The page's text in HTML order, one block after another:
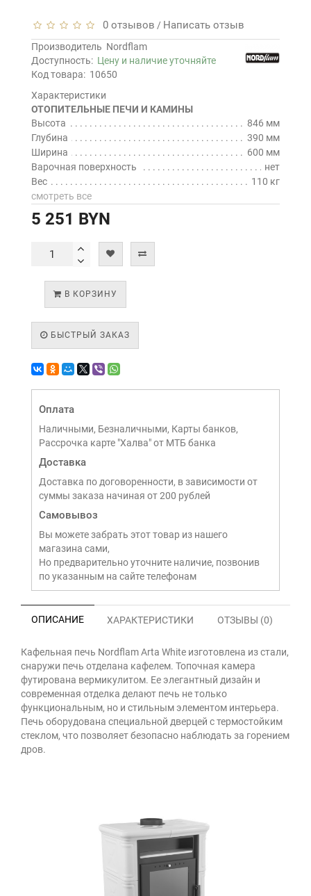
0 отзывов / Написать отзыв
Производитель Nordflam
Доступность: Цену и наличие уточняйте
Код товара: 10650
Характеристики
ОТОПИТЕЛЬНЫЕ ПЕЧИ И КАМИНЫ
Высота
846 мм
Глубина
390 мм
Ширина
600 мм
Варочная поверхность
нет
Вес
110 кг
смотреть все
5 251 BYN
В КОРЗИНУ
БЫСТРЫЙ ЗАКАЗ
Оплата
Наличными, Безналичными, Карты банков,
Рассрочка карте "Халва" от МТБ банка
Доставка
Доставка по договоренности, в зависимости от
суммы заказа начиная от 200 рублей
Самовывоз
Вы можете забрать этот товар из нашего
магазина сами,
Но предварительно уточните наличие, позвонив
по указанным на сайте телефонам
ОПИСАНИЕ ХАРАКТЕРИСТИКИ ОТЗЫВЫ (0)
Кафельная печь Nordflam Arta White изготовлена из стали,
снаружи печь отделана кафелем. Топочная камера
футирована вермикулитом. Ее элегантный дизайн и
современная отделка делают печь не только
функциональным, но и стильным элементом интерьера.
Печь оборудована специальной дверцей с термостойким
стеклом, что позволяет безопасно наблюдать за горением
дров.